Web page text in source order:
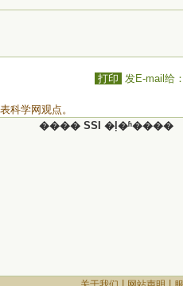
打印 发E-mail给
科学网观点。
���� SSI �ļ�ʱ����